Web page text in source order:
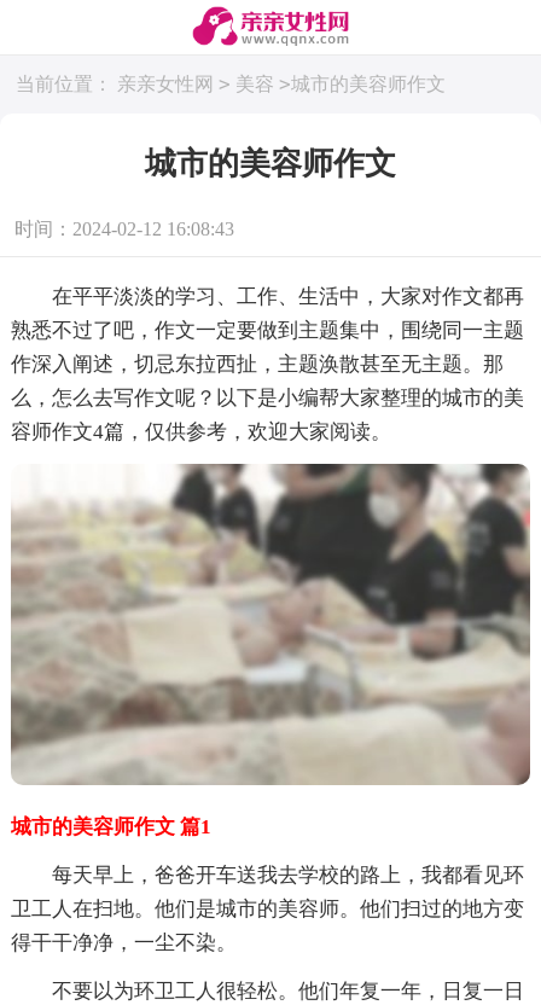
当前位置： 亲亲女性网 > 美容 >城市的美容师作文
城市的美容师作文
时间：2024-02-12 16:08:43
在平平淡淡的学习、工作、生活中，大家对作文都再
熟悉不过了吧，作文一定要做到主题集中，围绕同一主题
作深入阐述，切忌东拉西扯，主题涣散甚至无主题。那
么，怎么去写作文呢？以下是小编帮大家整理的城市的美
容师作文4篇，仅供参考，欢迎大家阅读。
城市的美容师作文 篇1
每天早上，爸爸开车送我去学校的路上，我都看见环
卫工人在扫地。他们是城市的美容师。他们扫过的地方变
得干干净净，一尘不染。
不要以为环卫工人很轻松。他们年复一年，日复一日